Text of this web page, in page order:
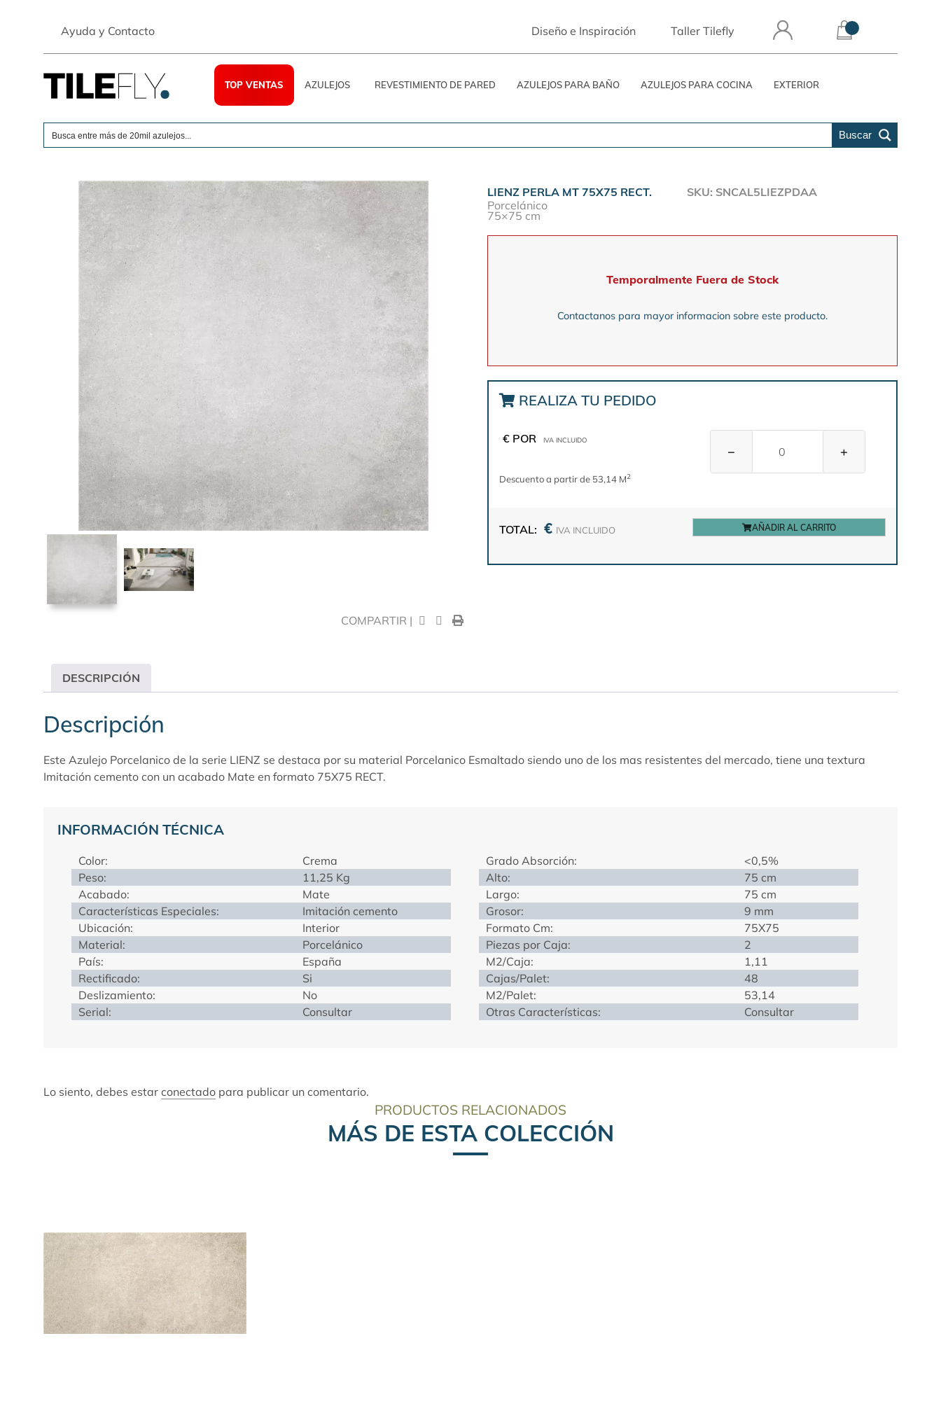
Ayuda y Contacto Diseño e Inspiración Taller Tilefly
TOP VENTAS AZULEJOS REVESTIMIENTO DE PARED AZULEJOS PARA BAÑO AZULEJOS PARA COCINA EXTERIOR
Buscar
COMPARTIR |
LIENZ PERLA MT 75X75 RECT.
SKU: SNCAL5LIEZPDAA
Porcelánico
75×75 cm
Temporalmente Fuera de Stock
Contactanos para mayor informacion sobre este producto.
REALIZA TU PEDIDO
€ POR IVA INCLUIDO
Descuento a partir de 53,14 M2
− +
TOTAL: € IVA INCLUIDO AÑADIR AL CARRITO
DESCRIPCIÓN
Descripción
Este Azulejo Porcelanico de la serie LIENZ se destaca por su material Porcelanico Esmaltado siendo uno de los mas resistentes del mercado, tiene una textura
Imitación cemento con un acabado Mate en formato 75X75 RECT.
INFORMACIÓN TÉCNICA
Color:
Crema
Peso:
11,25 Kg
Acabado:
Mate
Características Especiales:
Imitación cemento
Ubicación:
Interior
Material:
Porcelánico
País:
España
Rectificado:
Si
Deslizamiento:
No
Serial:
Consultar
Grado Absorción:
<0,5%
Alto:
75 cm
Largo:
75 cm
Grosor:
9 mm
Formato Cm:
75X75
Piezas por Caja:
2
M2/Caja:
1,11
Cajas/Palet:
48
M2/Palet:
53,14
Otras Características:
Consultar
Lo siento, debes estar conectado para publicar un comentario.
PRODUCTOS RELACIONADOS
MÁS DE ESTA COLECCIÓN